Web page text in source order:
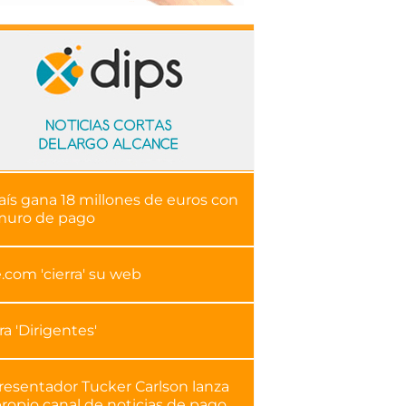
gana 18 millones de euros con
de pago
'cierra' su web
'Dirigentes'
Tucker Carlson lanza